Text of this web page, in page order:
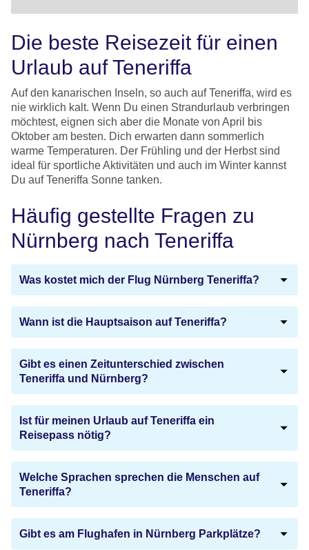
Die beste Reisezeit für einen
Urlaub auf Teneriffa
Auf den kanarischen Inseln, so auch auf Teneriffa, wird es
nie wirklich kalt. Wenn Du einen Strandurlaub verbringen
möchtest, eignen sich aber die Monate von April bis
Oktober am besten. Dich erwarten dann sommerlich
warme Temperaturen. Der Frühling und der Herbst sind
ideal für sportliche Aktivitäten und auch im Winter kannst
Du auf Teneriffa Sonne tanken.
Häufig gestellte Fragen zu
Nürnberg nach Teneriffa
Was kostet mich der Flug Nürnberg Teneriffa?
Wann ist die Hauptsaison auf Teneriffa?
Gibt es einen Zeitunterschied zwischen
Teneriffa und Nürnberg?
Ist für meinen Urlaub auf Teneriffa ein
Reisepass nötig?
Welche Sprachen sprechen die Menschen auf
Teneriffa?
Gibt es am Flughafen in Nürnberg Parkplätze?